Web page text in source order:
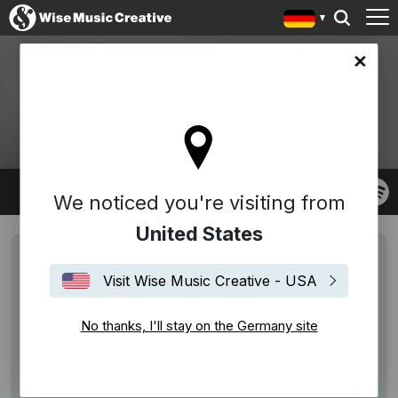
We noticed you're visiting from
United States
Visit Wise Music Creative - USA
No thanks, I'll stay on the Germany site